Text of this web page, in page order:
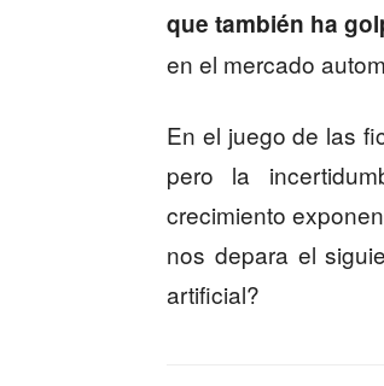
que también ha
en el mercado
En el juego de las
pero la
crecimiento
nos depara el
artificial?